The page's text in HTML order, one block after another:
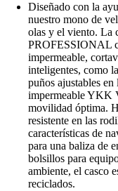
Diseñado con la
nuestro mono de
olas y el viento. La
PROFESSIONAL
impermeable,
inteligentes, como
puños ajustables
impermeable YKK
movilidad óptima.
resistente en las
características de
para una baliza de
bolsillos para
ambiente, el casco
reciclados.